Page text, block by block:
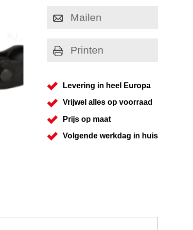
Mailen
Printen
Levering in heel Europa
Vrijwel alles op voorraad
Prijs op maat
Volgende werkdag in huis